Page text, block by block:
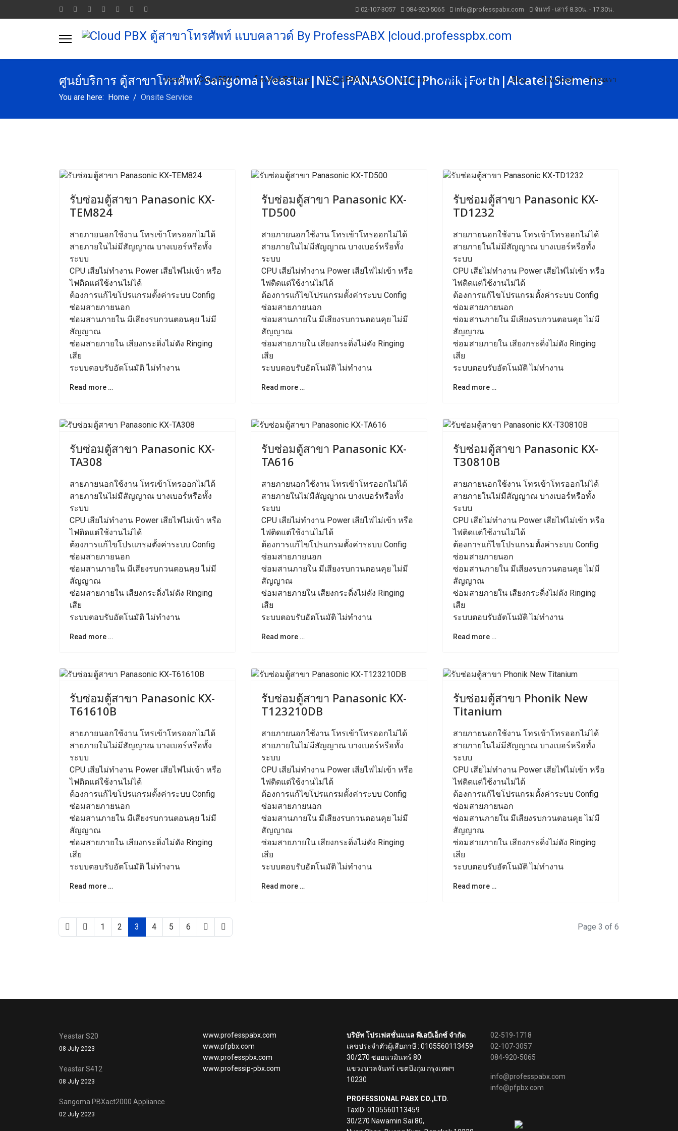
02-107-3057 084-920-5065 info@professpabx.com จันทร์ - เสาร์ 8.30น. - 17.30น.
Home Cloud PBX โทรศัพท์ IP Phone Cloud PBX ราคา บทความ Onsite Service Blog Download ติดต่อเรา
ศูนย์บริการ ตู้สาขาโทรศัพท์ Sangoma|Yeastar|NEC|PANASONIC|Phonik|Forth|Alcatel|Siemens
You are here: Home Onsite Service
Previous
รับซ่อมตู้สาขา Panasonic KX-
TEM824
สายภายนอกใช้งาน โทรเข้าโทรออกไม่ได้
สายภายในไม่มีสัญญาณ บางเบอร์หรือทั้ง
ระบบ
CPU เสียไม่ทำงาน Power เสียไฟไม่เข้า หรือ
ไฟติดแต่ใช้งานไม่ได้
ต้องการแก้ไขโปรแกรมตั้งค่าระบบ Config
ซ่อมสายภายนอก
ซ่อมสานภายใน มีเสียงรบกวนตอนคุย ไม่มี
สัญญาณ
ซ่อมสายภายใน เสียงกระดิ่งไม่ดัง Ringing
เสีย
ระบบตอบรับอัตโนมัติ ไม่ทำงาน
Read more …
Previous
รับซ่อมตู้สาขา Panasonic KX-
TD500
สายภายนอกใช้งาน โทรเข้าโทรออกไม่ได้
สายภายในไม่มีสัญญาณ บางเบอร์หรือทั้ง
ระบบ
CPU เสียไม่ทำงาน Power เสียไฟไม่เข้า หรือ
ไฟติดแต่ใช้งานไม่ได้
ต้องการแก้ไขโปรแกรมตั้งค่าระบบ Config
ซ่อมสายภายนอก
ซ่อมสานภายใน มีเสียงรบกวนตอนคุย ไม่มี
สัญญาณ
ซ่อมสายภายใน เสียงกระดิ่งไม่ดัง Ringing
เสีย
ระบบตอบรับอัตโนมัติ ไม่ทำงาน
Read more …
Previous
รับซ่อมตู้สาขา Panasonic KX-
TD1232
สายภายนอกใช้งาน โทรเข้าโทรออกไม่ได้
สายภายในไม่มีสัญญาณ บางเบอร์หรือทั้ง
ระบบ
CPU เสียไม่ทำงาน Power เสียไฟไม่เข้า หรือ
ไฟติดแต่ใช้งานไม่ได้
ต้องการแก้ไขโปรแกรมตั้งค่าระบบ Config
ซ่อมสายภายนอก
ซ่อมสานภายใน มีเสียงรบกวนตอนคุย ไม่มี
สัญญาณ
ซ่อมสายภายใน เสียงกระดิ่งไม่ดัง Ringing
เสีย
ระบบตอบรับอัตโนมัติ ไม่ทำงาน
Read more …
Previous
รับซ่อมตู้สาขา Panasonic KX-
TA308
สายภายนอกใช้งาน โทรเข้าโทรออกไม่ได้
สายภายในไม่มีสัญญาณ บางเบอร์หรือทั้ง
ระบบ
CPU เสียไม่ทำงาน Power เสียไฟไม่เข้า หรือ
ไฟติดแต่ใช้งานไม่ได้
ต้องการแก้ไขโปรแกรมตั้งค่าระบบ Config
ซ่อมสายภายนอก
ซ่อมสานภายใน มีเสียงรบกวนตอนคุย ไม่มี
สัญญาณ
ซ่อมสายภายใน เสียงกระดิ่งไม่ดัง Ringing
เสีย
ระบบตอบรับอัตโนมัติ ไม่ทำงาน
Read more …
Previous
รับซ่อมตู้สาขา Panasonic KX-
TA616
สายภายนอกใช้งาน โทรเข้าโทรออกไม่ได้
สายภายในไม่มีสัญญาณ บางเบอร์หรือทั้ง
ระบบ
CPU เสียไม่ทำงาน Power เสียไฟไม่เข้า หรือ
ไฟติดแต่ใช้งานไม่ได้
ต้องการแก้ไขโปรแกรมตั้งค่าระบบ Config
ซ่อมสายภายนอก
ซ่อมสานภายใน มีเสียงรบกวนตอนคุย ไม่มี
สัญญาณ
ซ่อมสายภายใน เสียงกระดิ่งไม่ดัง Ringing
เสีย
ระบบตอบรับอัตโนมัติ ไม่ทำงาน
Read more …
Previous
รับซ่อมตู้สาขา Panasonic KX-
T30810B
สายภายนอกใช้งาน โทรเข้าโทรออกไม่ได้
สายภายในไม่มีสัญญาณ บางเบอร์หรือทั้ง
ระบบ
CPU เสียไม่ทำงาน Power เสียไฟไม่เข้า หรือ
ไฟติดแต่ใช้งานไม่ได้
ต้องการแก้ไขโปรแกรมตั้งค่าระบบ Config
ซ่อมสายภายนอก
ซ่อมสานภายใน มีเสียงรบกวนตอนคุย ไม่มี
สัญญาณ
ซ่อมสายภายใน เสียงกระดิ่งไม่ดัง Ringing
เสีย
ระบบตอบรับอัตโนมัติ ไม่ทำงาน
Read more …
Previous
รับซ่อมตู้สาขา Panasonic KX-
T61610B
สายภายนอกใช้งาน โทรเข้าโทรออกไม่ได้
สายภายในไม่มีสัญญาณ บางเบอร์หรือทั้ง
ระบบ
CPU เสียไม่ทำงาน Power เสียไฟไม่เข้า หรือ
ไฟติดแต่ใช้งานไม่ได้
ต้องการแก้ไขโปรแกรมตั้งค่าระบบ Config
ซ่อมสายภายนอก
ซ่อมสานภายใน มีเสียงรบกวนตอนคุย ไม่มี
สัญญาณ
ซ่อมสายภายใน เสียงกระดิ่งไม่ดัง Ringing
เสีย
ระบบตอบรับอัตโนมัติ ไม่ทำงาน
Read more …
Previous
รับซ่อมตู้สาขา Panasonic KX-
T123210DB
สายภายนอกใช้งาน โทรเข้าโทรออกไม่ได้
สายภายในไม่มีสัญญาณ บางเบอร์หรือทั้ง
ระบบ
CPU เสียไม่ทำงาน Power เสียไฟไม่เข้า หรือ
ไฟติดแต่ใช้งานไม่ได้
ต้องการแก้ไขโปรแกรมตั้งค่าระบบ Config
ซ่อมสายภายนอก
ซ่อมสานภายใน มีเสียงรบกวนตอนคุย ไม่มี
สัญญาณ
ซ่อมสายภายใน เสียงกระดิ่งไม่ดัง Ringing
เสีย
ระบบตอบรับอัตโนมัติ ไม่ทำงาน
Read more …
Previous
รับซ่อมตู้สาขา Phonik New
Titanium
สายภายนอกใช้งาน โทรเข้าโทรออกไม่ได้
สายภายในไม่มีสัญญาณ บางเบอร์หรือทั้ง
ระบบ
CPU เสียไม่ทำงาน Power เสียไฟไม่เข้า หรือ
ไฟติดแต่ใช้งานไม่ได้
ต้องการแก้ไขโปรแกรมตั้งค่าระบบ Config
ซ่อมสายภายนอก
ซ่อมสานภายใน มีเสียงรบกวนตอนคุย ไม่มี
สัญญาณ
ซ่อมสายภายใน เสียงกระดิ่งไม่ดัง Ringing
เสีย
ระบบตอบรับอัตโนมัติ ไม่ทำงาน
Read more …
1 2 3 4 5 6 Page 3 of 6
Yeastar S20
08 July 2023
Yeastar S412
08 July 2023
Sangoma PBXact2000 Appliance
02 July 2023
www.professpabx.com
www.pfpbx.com
www.professpbx.com
www.professip-pbx.com
บริษัท โปรเฟสชั่นแนล พีเอบีเอ็กซ์ จำกัด
เลขประจำตัวผู้เสียภาษี : 0105560113459
30/270 ซอยนวมินทร์ 80
แขวงนวลจันทร์ เขตบึงกุ่ม กรุงเทพฯ
10230
PROFESSIONAL PABX CO.,LTD.
TaxID: 0105560113459
30/270 Nawamin Sai 80,
02-519-1718
02-107-3057
084-920-5065
info@professpabx.com
info@pfpbx.com